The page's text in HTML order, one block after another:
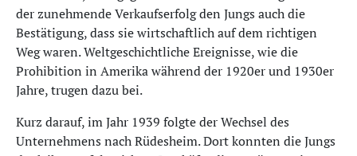
der zunehmende Verkaufserfolg den Jungs auch die
Bestätigung, dass sie wirtschaftlich auf dem richtigen
Weg waren. Weltgeschichtliche Ereignisse, wie die
Prohibition in Amerika während der 1920er und 1930er
Jahre, trugen dazu bei.
Kurz darauf, im Jahr 1939 folgte der Wechsel des
Unternehmens nach Rüdesheim. Dort konnten die Jungs